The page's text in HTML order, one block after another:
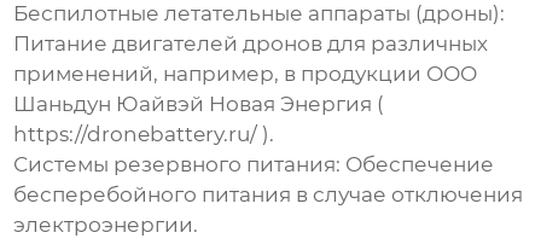
Беспилотные летательные аппараты (дроны):
Питание двигателей дронов для различных
применений, например, в продукции ООО
Шаньдун Юайвэй Новая Энергия (
https://dronebattery.ru/ ).
Системы резервного питания: Обеспечение
бесперебойного питания в случае отключения
электроэнергии.